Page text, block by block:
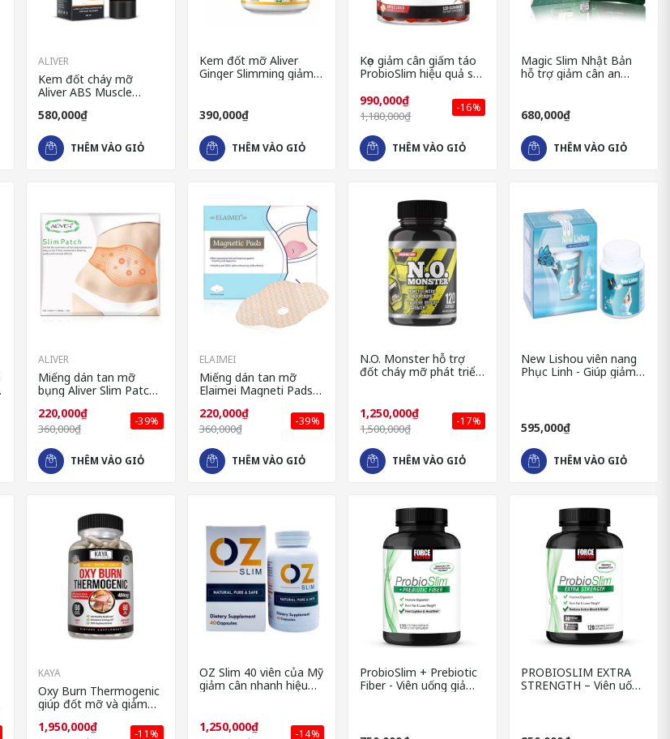
ALIVER
Kem đốt cháy mỡ
Aliver ABS Muscle
giảm cân nhanh chóng
580,000₫
THÊM VÀO GIỎ
Kem đốt mỡ Aliver
Ginger Slimming giảm
390,000₫
THÊM VÀO GIỎ
Kẹo giảm cân giấm táo
ProbioSlim hiệu quả số
990,000₫
1,180,000₫
-16%
THÊM VÀO GIỎ
Magic Slim Nhật Bản
hỗ trợ giảm cân an
680,000₫
THÊM VÀO GIỎ
ALIVER
Miếng dán tan mỡ
bụng Aliver Slim Patch
220,000₫
360,000₫
-39%
THÊM VÀO GIỎ
ELAIMEI
Miếng dán tan mỡ
Elaimei Magneti Pads
220,000₫
360,000₫
-39%
THÊM VÀO GIỎ
N.O. Monster hỗ trợ
đốt cháy mỡ phát triển
1,250,000₫
1,500,000₫
-17%
THÊM VÀO GIỎ
New Lishou viên nang
Phục Linh - Giúp giảm
595,000₫
THÊM VÀO GIỎ
KAYA
Oxy Burn Thermogenic
giúp đốt mỡ và giảm
1,950,000₫ -11%
OZ Slim 40 viên của Mỹ
giảm cân nhanh hiệu
1,250,000₫
-14%
ProbioSlim + Prebiotic
Fiber - Viên uống giảm
PROBIOSLIM EXTRA
STRENGTH – Viên uống